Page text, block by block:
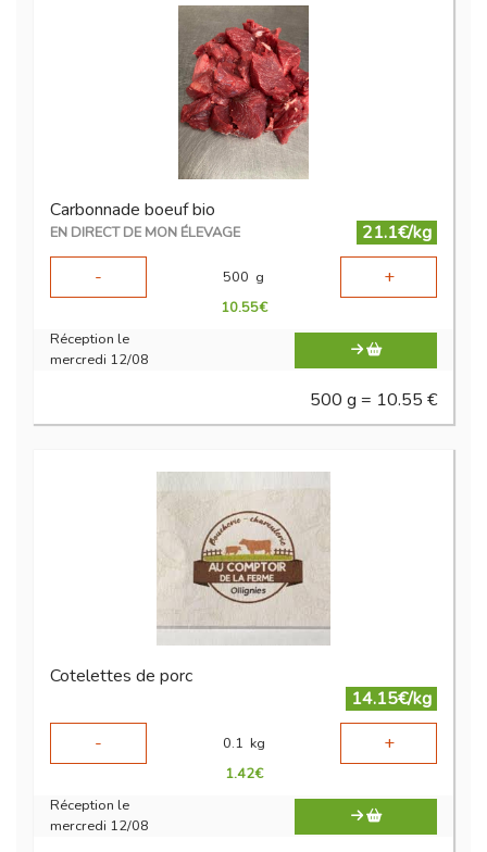
Carbonnade boeuf bio
EN DIRECT DE MON ÉLEVAGE
21.1€/kg
-
500 g +
10.55€
Réception le
mercredi 12/08
500 g = 10.55 €
Cotelettes de porc
14.15€/kg
-
0.1 kg +
1.42€
Réception le
mercredi 12/08